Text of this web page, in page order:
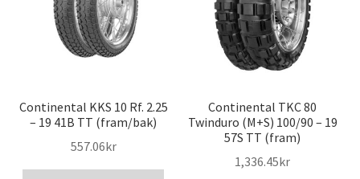
Continental KKS 10 Rf. 2.25
– 19 41B TT (fram/bak)
557.06kr
Continental TKC 80
Twinduro (M+S) 100/90 – 19
57S TT (fram)
1,336.45kr